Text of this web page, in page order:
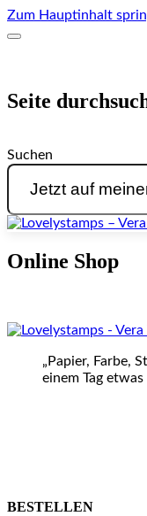
Zum Hauptinhalt
Seite
Suchen
Online Shop
„Papier, Farbe,
einem Tag etwas
BESTELLEN